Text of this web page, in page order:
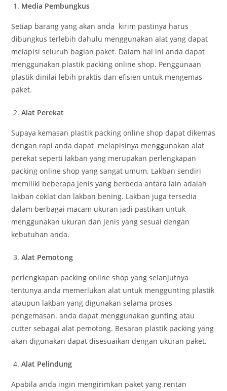
Media Pembungkus
Setiap barang yang akan anda kirim pastinya harus
dibungkus terlebih dahulu menggunakan alat yang dapat
melapisi seluruh bagian paket. Dalam hal ini anda dapat
menggunakan plastik packing online shop. Penggunaan
plastik dinilai lebih praktis dan efisien untuk mengemas
paket.
Alat Perekat
Supaya kemasan plastik packing online shop dapat dikemas
dengan rapi anda dapat melapisinya menggunakan alat
perekat seperti lakban yang merupakan perlengkapan
packing online shop yang sangat umum. Lakban sendiri
memiliki beberapa jenis yang berbeda antara lain adalah
lakban coklat dan lakban bening. Lakban juga tersedia
dalam berbagai macam ukuran jadi pastikan untuk
menggunakan ukuran dan jenis yang sesuai dengan
kebutuhan anda.
Alat Pemotong
perlengkapan packing online shop yang selanjutnya
tentunya anda memerlukan alat untuk menggunting plastik
ataupun lakban yang digunakan selama proses
pengemasan. anda dapat menggunakan gunting atau
cutter sebagai alat pemotong. Besaran plastik packing yang
akan digunakan dapat disesuaikan dengan ukuran paket.
Alat Pelindung
Apabila anda ingin mengirimkan paket yang rentan